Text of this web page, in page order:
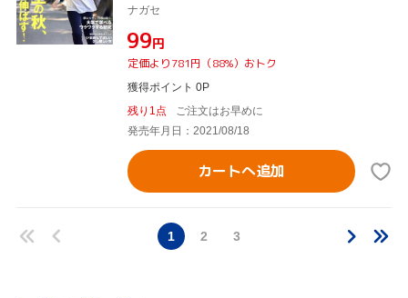
ナガセ
¥99円
定価より781円（88%）おトク
獲得ポイント 0P
残り1点
ご注文はお早めに
発売年月日：2021/08/18
カートへ追加
1 2 3